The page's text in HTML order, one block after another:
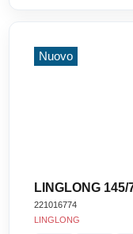
Nuovo
LINGLONG
221016774
LINGLONG